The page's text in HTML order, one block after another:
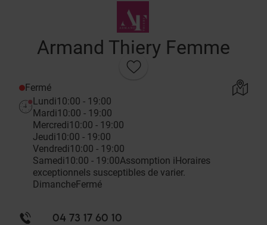
Armand Thiery Femme
Fermé
Lundi10:00 - 19:00
Mardi10:00 - 19:00
Mercredi10:00 - 19:00
Jeudi10:00 - 19:00
Vendredi10:00 - 19:00
Samedi10:00 - 19:00Assomption i Horaires
exceptionnels susceptibles de varier.
DimancheFermé
04 73 17 60 10